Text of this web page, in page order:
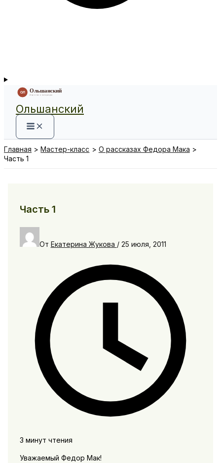
Ольшанский
Главная Мастер-класс
О рассказах Федора Мака
Часть 1
Часть 1
От Екатерина Жукова / 25 июля, 2011
3 минут чтения
Уважаемый Федор Мак!